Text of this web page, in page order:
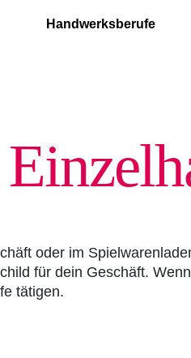
Handwerksberufe
oder im
für dein Geschäft.
tätigen.